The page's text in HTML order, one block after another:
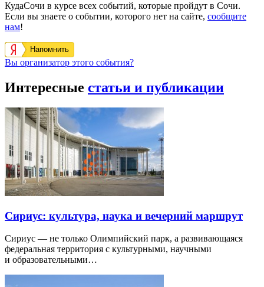
КудаСочи в курсе всех событий, которые пройдут в Сочи.
Если вы знаете о событии, которого нет на сайте, сообщите
нам!
Напомнить
Вы организатор этого события?
Интересные статьи и публикации
Сириус: культура, наука и вечерний маршрут
Сириус — не только Олимпийский парк, а развивающаяся
федеральная территория с культурными, научными
и образовательными…